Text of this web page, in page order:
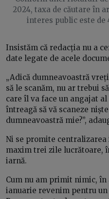
2024, taxa de căutare în
interes public este de
Insistăm că redacția nu a
date legate de acele
„Adică dumneavoastră
să le scanăm, nu ar trebui
care îl va face un angajat
întreagă să vă scaneze
dumneavoastră mie?”,
Ni se promite
maxim trei zile lucrătoare,
iarnă.
Cum nu am primit nimic, în
ianuarie revenim pentru